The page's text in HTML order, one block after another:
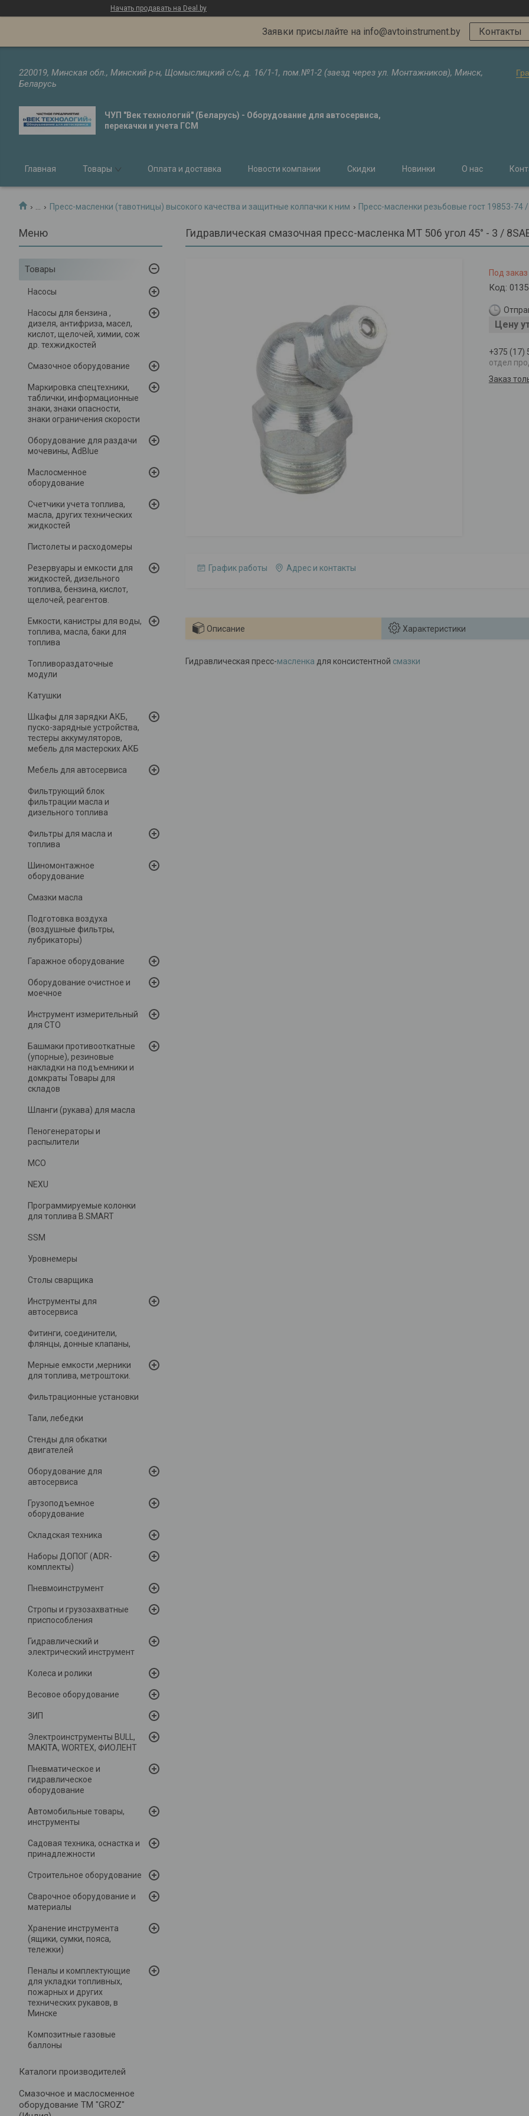
Начать продавать на Deal.by
Заявки присылайте на info@avtoinstrument.by Контакты
220019, Минская обл., Минский р-н, Щомыслицкий с/с, д. 16/1-1, пом.№1-2 (заезд через ул. Монтажников), Минск,
Беларусь
ЧУП "Век технологий" (Беларусь) - Оборудование для автосервиса,
перекачки и учета ГСМ
Главная Товары Оплата и доставка Новости компании Скидки Новинки О нас
Пресс-масленки (тавотницы) высокого качества и защитные колпачки к ним Пресс-масленки резьбовые гост 19853-74
Товары
Насосы
Насосы для бензина ,
дизеля, антифриза, масел,
кислот, щелочей, химии, сож
др. техжидкостей
Смазочное оборудование
Маркировка спецтехники,
таблички, информационные
знаки, знаки опасности,
знаки ограничения скорости
Оборудование для раздачи
мочевины, AdBlue
Маслосменное
оборудование
Счетчики учета топлива,
масла, других технических
жидкостей
Пистолеты и расходомеры
Резервуары и емкости для
жидкостей, дизельного
топлива, бензина, кислот,
щелочей, реагентов.
Емкости, канистры для воды,
топлива, масла, баки для
топлива
Топливораздаточные
модули
Катушки
Шкафы для зарядки АКБ,
пуско-зарядные устройства,
тестеры аккумуляторов,
мебель для мастерских АКБ
Мебель для автосервиса
Фильтрующий блок
фильтрации масла и
дизельного топлива
Фильтры для масла и
топлива
Шиномонтажное
оборудование
Смазки масла
Подготовка воздуха
(воздушные фильтры,
лубрикаторы)
Гаражное оборудование
Оборудование очистное и
моечное
Инструмент измерительный
для СТО
Башмаки противооткатные
(упорные), резиновые
накладки на подъемники и
домкраты Товары для
складов
Шланги (рукава) для масла
Пеногенераторы и
распылители
MCO
NEXU
Программируемые колонки
для топлива B.SMART
SSM
Уровнемеры
Столы сварщика
Инструменты для
автосервиса
Фитинги, соединители,
флянцы, донные клапаны,
Мерные емкости ,мерники
для топлива, метроштоки.
Фильтрационные установки
Тали, лебедки
Стенды для обкатки
двигателей
Оборудование для
автосервиса
Грузоподъемное
оборудование
Складская техника
Наборы ДОПОГ (ADR-
комплекты)
Пневмоинструмент
Стропы и грузозахватные
приспособления
Гидравлический и
электрический инструмент
Колеса и ролики
Весовое оборудование
ЗИП
Электроинструменты BULL,
MAKITA, WORTEX, ФИОЛЕНТ
Пневматическое и
гидравлическое
оборудование
Автомобильные товары,
инструменты
Садовая техника, оснастка и
принадлежности
Строительное оборудование
Сварочное оборудование и
материалы
Хранение инструмента
(ящики, сумки, пояса,
тележки)
Пеналы и комплектующие
для укладки топливных,
пожарных и других
технических рукавов, в
Минске
Композитные газовые
баллоны
Каталоги производителей
Cмазочное и маслосменное
оборудование ТМ "GROZ"
Гидравлическая смазочная пресс-масленка MT 506 угол 45° - 3 /
Под заказ
Код:
Цену
+375 (17)
отдел
Заказ
График работы Адрес и контакты
Описание Характеристики
Гидравлическая пресс-масленка для консистентной смазки